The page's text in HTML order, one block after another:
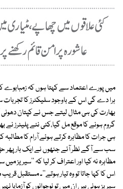
میں پورے اعتماد سے کہتا ہوں کہ زمبابوے
ہرا دے گی اس کے باوجود سلیکٹرز کا
بھارت کی ہی مثال لیتے جس نے کپتان دھونی کو
گروم ہونے کا موقع مل گیا،کئی نئے پلیئرز
ہی جرات کا مظاہرہ کرتے ہوئے آرام کا مطالبہ
سب سے آگے نظر آئے جنھوں نے ایک بار
مظاہرہ نہ کیا اور اعتراف کر لیا کہ ''سیریز میں
اس کا کہا جاتا تو وہ تیار ہوتے''۔ مستقبل
سیریز ہونی ہیں ان میں تو نوجوانوں کو آزمایا